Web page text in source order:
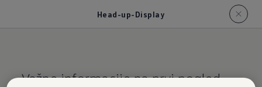
Head-up-Display
Važne informacije na prvi pogled.